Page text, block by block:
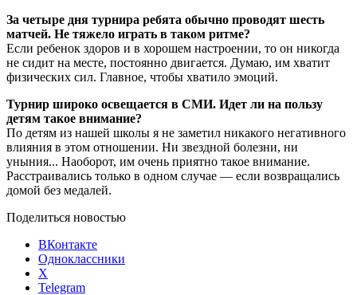
За четыре дня турнира ребята обычно проводят шесть
матчей. Не тяжело играть в таком ритме?
Если ребенок здоров и в хорошем настроении, то он никогда
не сидит на месте, постоянно двигается. Думаю, им хватит
физических сил. Главное, чтобы хватило эмоций.
Турнир широко освещается в СМИ. Идет ли на пользу
детям такое внимание?
По детям из нашей школы я не заметил никакого негативного
влияния в этом отношении. Ни звездной болезни, ни
уныния... Наоборот, им очень приятно такое внимание.
Расстраивались только в одном случае — если возвращались
домой без медалей.
Поделиться новостью
ВКонтакте
Одноклассники
X
Telegram